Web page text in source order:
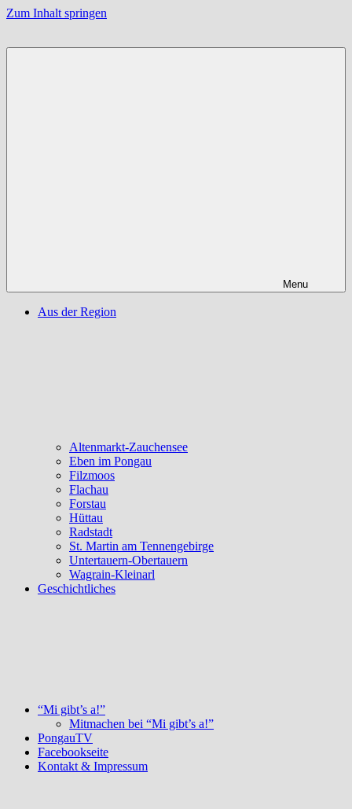
Zum Inhalt springen
Menu
Aus der Region
Altenmarkt-Zauchensee
Eben im Pongau
Filzmoos
Flachau
Forstau
Hüttau
Radstadt
St. Martin am Tennengebirge
Untertauern-Obertauern
Wagrain-Kleinarl
Geschichtliches
“Mi gibt’s a!”
Mitmachen bei “Mi gibt’s a!”
PongauTV
Facebookseite
Kontakt & Impressum